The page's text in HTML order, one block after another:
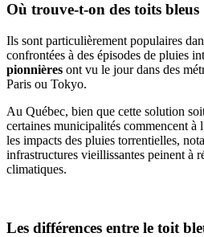
Où trouve-t-on des toits bleus
Ils sont particulièrement populaires
confrontées à des épisodes de pluies
pionnières ont vu le jour dans des
Paris ou Tokyo.
Au Québec, bien que cette solution
certaines municipalités commencent à
les impacts des pluies torrentielles,
infrastructures vieillissantes peinent à
climatiques.
Les différences entre le toit